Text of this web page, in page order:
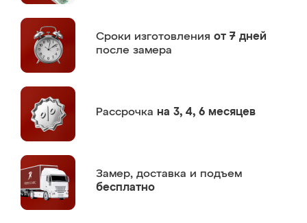
Сроки изготовления от 7 дней
после замера
Рассрочка на 3, 4, 6 месяцев
Замер, доставка и подъем
бесплатно